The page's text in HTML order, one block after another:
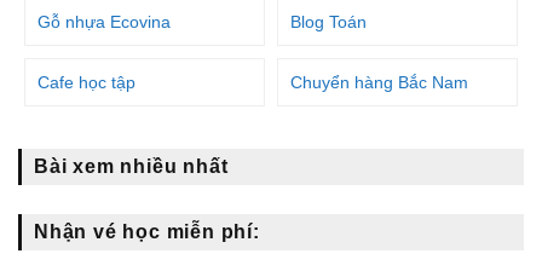
Gỗ nhựa Ecovina Blog Toán
Cafe học tập Chuyển hàng Bắc Nam
Bài xem nhiều nhất
Nhận vé học miễn phí: